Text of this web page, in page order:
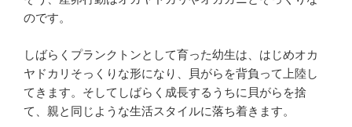
のです。
しばらくプランクトンとして育った幼生は、はじめオカ
ヤドカリそっくりな形になり、貝がらを背負って上陸し
てきます。そしてしばらく成長するうちに貝がらを捨
て、親と同じような生活スタイルに落ち着きます。